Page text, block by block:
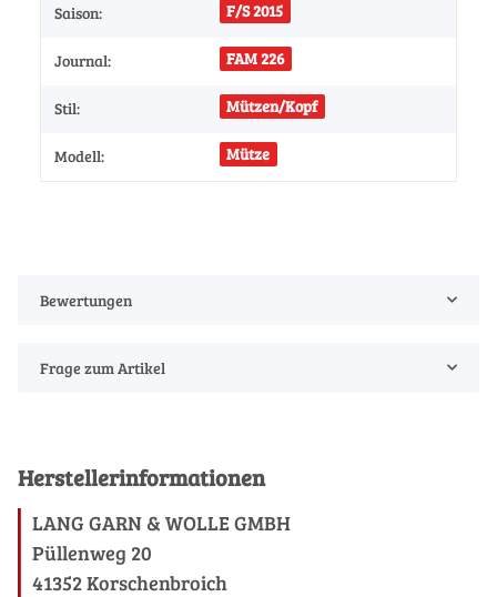
Saison: F/S 2015
Journal: FAM 226
Stil: Mützen/Kopf
Modell: Mütze
Bewertungen
Frage zum Artikel
Herstellerinformationen
LANG GARN & WOLLE GMBH
Püllenweg 20
41352 Korschenbroich